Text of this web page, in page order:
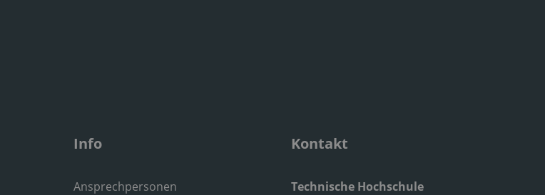
Info
Ansprechpersonen
Kontakt
Technische Hochschule